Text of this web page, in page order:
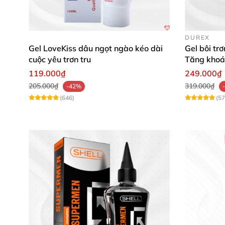
Bảo quản:
Hướng dẫn sử dụng gel bôi trơn
sạch gel bằng nước và lau khô bằng khăn
Lưu ý khi dùng gel bôi trơn LoveKiss
Không dùng cho người dị ứng với thành
Bảo quản ở nơi khô ráo, tránh ánh nắng
Gel LoveKiss dâu ngọt ngào kéo dài
cuộc yêu trơn tru
119.000₫
205.000₫
-42%
(646)
DUREX
Gel bôi
Tăng
249.000₫
319.000₫